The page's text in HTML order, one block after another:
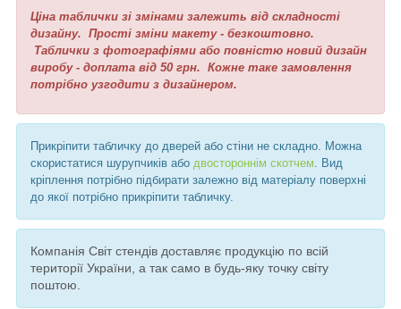
Ціна таблички зі змінами залежить від складності
дизайну. Прості зміни макету - безкоштовно.
Таблички з фотографіями або повністю новий дизайн
виробу - доплата від 50 грн. Кожне таке замовлення
потрібно узгодити з дизайнером.
Прикріпити табличку до дверей або стіни не складно. Можна
скористатися шурупчиків або двостороннім скотчем . Вид
кріплення потрібно підбирати залежно від матеріалу поверхні
до якої потрібно прикріпити табличку.
Компанія Світ стендів доставляє продукцію по всій
території України, а так само в будь-яку точку світу
поштою.